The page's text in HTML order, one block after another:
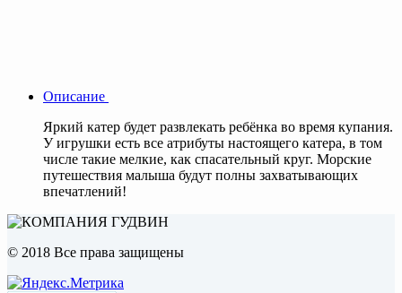
Описание
Яркий катер будет развлекать ребёнка во время купания.
У игрушки есть все атрибуты настоящего катера, в том
числе такие мелкие, как спасательный круг. Морские
путешествия малыша будут полны захватывающих
впечатлений!
© 2018 Все права защищены